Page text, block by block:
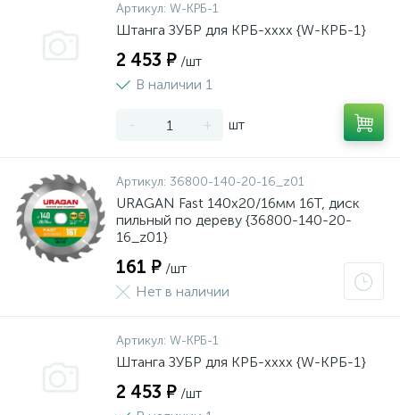
Артикул: W-КРБ-1
Штанга ЗУБР для КРБ-хххх {W-КРБ-1}
2 453 ₽ /шт
В наличии 1
- + шт
Артикул: 36800-140-20-16_z01
URAGAN Fast 140x20/16мм 16Т, диск
пильный по дереву {36800-140-20-
16_z01}
161 ₽ /шт
Нет в наличии
Артикул: W-КРБ-1
Штанга ЗУБР для КРБ-хххх {W-КРБ-1}
2 453 ₽ /шт